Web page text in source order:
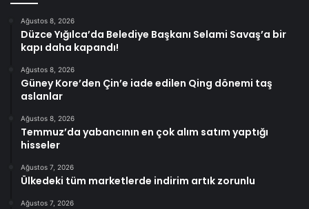
Ağustos 8, 2026
Düzce Yığılca’da Belediye Başkanı Selami Savaş’a bir
kapı daha kapandı!
Ağustos 8, 2026
Güney Kore’den Çin’e iade edilen Qing dönemi taş
aslanlar
Ağustos 8, 2026
Temmuz’da yabancının en çok alım satım yaptığı
hisseler
Ağustos 7, 2026
Ülkedeki tüm marketlerde indirim artık zorunlu
Ağustos 7, 2026